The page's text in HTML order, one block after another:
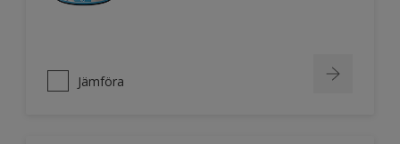
Jämföra